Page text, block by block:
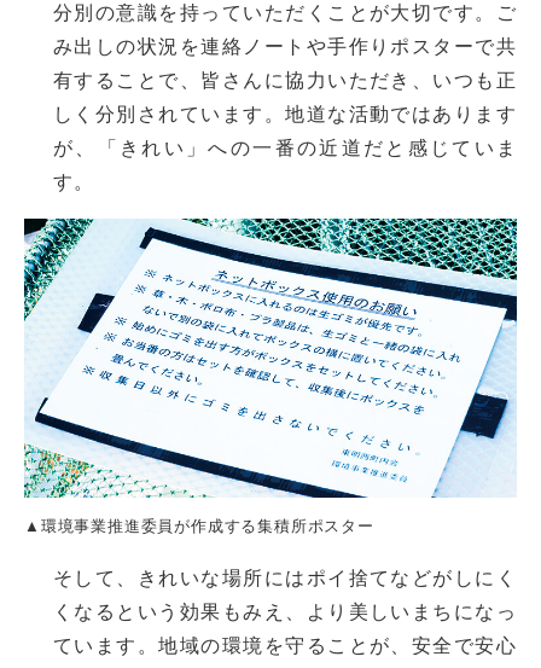
▲環境事業推進委員が作成する集積所ポスター
分別の意識を持っていただくことが大切です。ご
み出しの状況を連絡ノートや手作りポスターで共
有することで、皆さんに協力いただき、いつも正
しく分別されています。地道な活動ではあります
が、「きれい」への一番の近道だと感じていま
す。
そして、きれいな場所にはポイ捨てなどがしにく
くなるという効果もみえ、より美しいまちになっ
ています。地域の環境を守ることが、安全で安心